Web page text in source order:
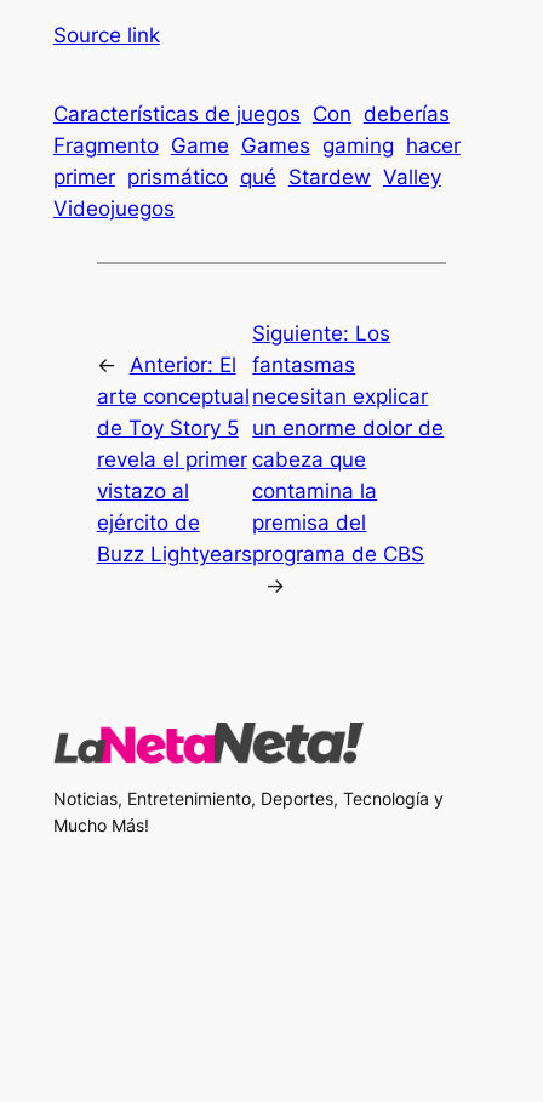
Source link
Características de juegos Con deberías
Fragmento Game Games gaming hacer
primer prismático qué Stardew Valley
Videojuegos
← Anterior: El
arte conceptual
de Toy Story 5
revela el primer
vistazo al
ejército de
Buzz Lightyears
Siguiente: Los
fantasmas
necesitan explicar
un enorme dolor de
cabeza que
contamina la
premisa del
programa de CBS
→
Noticias, Entretenimiento, Deportes, Tecnología y
Mucho Más!